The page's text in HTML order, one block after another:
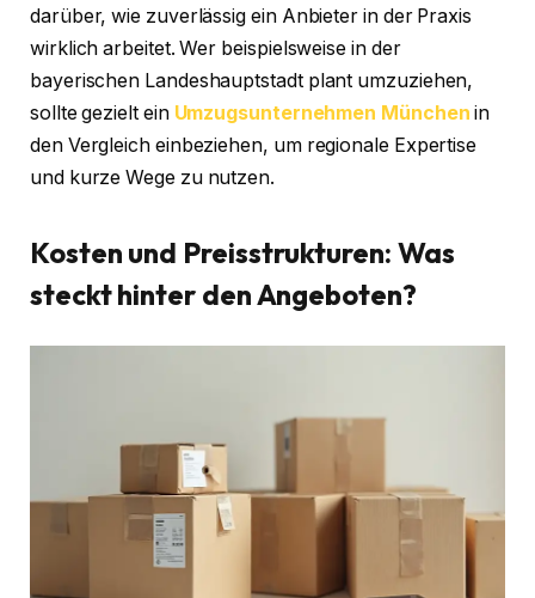
darüber, wie zuverlässig ein Anbieter in der Praxis
wirklich arbeitet. Wer beispielsweise in der
bayerischen Landeshauptstadt plant umzuziehen,
sollte gezielt ein Umzugsunternehmen München in
den Vergleich einbeziehen, um regionale Expertise
und kurze Wege zu nutzen.
Kosten und Preisstrukturen: Was
steckt hinter den Angeboten?